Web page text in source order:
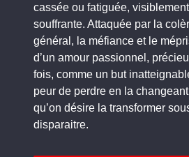
cassée ou fatiguée,
souffrante. Attaquée par la
général, la méfiance et le
d’un amour passionnel,
fois, comme un but
peur de perdre en la
qu’on désire la transformer
disparaitre.